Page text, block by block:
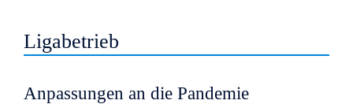
Ligabetrieb
Anpassungen an die Pandemie